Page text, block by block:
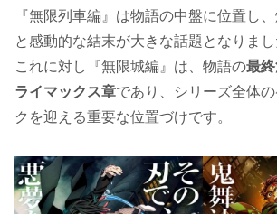
『無限列車編』は物語の中盤に位置し
と感動的な結末が大きな話題となりまし
これに対し『無限城編』は、物語の最
ライマックス章であり、シリーズ全体
クを迎える重要な位置づけです。